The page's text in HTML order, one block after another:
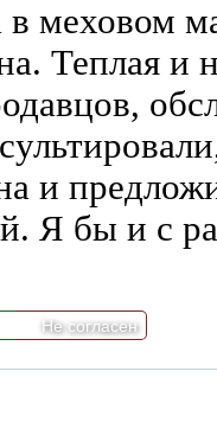
в меховом
Теплая и
и
Я бы и с